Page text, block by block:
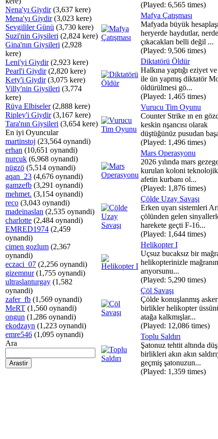
Nena'yı Giydir(3,637 kere)
Mena'yı Giydir(3,023 kere)
Sevgililer Günü (3,730 kere)
Suzi'nin Giysileri (2,824 kere)
Gina'nın Giysileri (2,928
kere)
Leni'yi Giydir(2,923 kere)
Pearl'i Giydir(2,820 kere)
Kety'i Giydir(3,075 kere)
Villy'nin Giysileri (3,774
kere)
Rüya Elbiseler(2,888 kere)
Ripley'i Giydir(3,167 kere)
Tara'nın Giysileri (3,654 kere)
En iyi Oyuncular
martinstoj (23,564 oynandi)
erhan (10,651 oynandi)
nurcuk (6,968 oynandi)
nügzö (5,514 oynandi)
aqan_23 (4,676 oynandi)
gamzefb (3,291 oynandi)
mehmet. (3,154 oynandi)
reco (3,043 oynandi)
madeinaslan (2,535 oynandi)
charlotte (2,484 oynandi)
EMRED1974 (2,459
oynandi)
cimen gozlum (2,367
oynandi)
eczaci_07 (2,256 oynandi)
gizemnur(1,755 oynandi)
ultraslanturgay (1,582
oynandi)
zafer_fb (1,569 oynandi)
MeRT (1,560 oynandi)
ongun (1,286 oynandi)
ekodzayn (1,223 oynandi)
emre546 (1,095 oynandi)
Ara
(Played: 6,565 times)
Mafya Çatışması
Mafyada büyük
heryerde haydutlar,
çıkacakları belli değil ...
(Played: 9,506 times)
Diktatörü Öldür
Halkına yaptığı eziyet
ile ün yapmış diktatör
öldürülmesi gö...
(Played: 1,465 times)
Vurucu Tim Oyunu
Counter Strike ın en
keskin nşancısı olarak
düştüğünüz pusudan
(Played: 1,496 times)
Mars Operasyonu
2026 yılında mars
kurulan koloni
afetin kurbanı ol...
(Played: 1,876 times)
Çölde Uzay Savaşı
Erken uyarı sistemleri
çölünden gelen
harekete geçti F-16...
(Played: 1,644 times)
Helikopter I
Uçsuz bucaksız bir
helikopterinizle mağranın
arıyorsunu...
(Played: 5,290 times)
Çöl Savaşı
Çölde konuşlanmış
birlikler helikopter
atağa kalkmışlar...
(Played: 12,086 times)
Toplu Saldırı
Şatonuz tehtit altında
birlikleri akın akın
geçmiş şatonuzun...
(Played: 1,359 times)